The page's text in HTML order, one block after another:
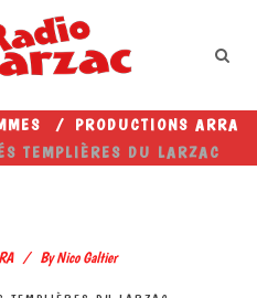
/ PRODUCTIONS ARRA
TEMPLIÈRES DU LARZAC
By Nico Galtier